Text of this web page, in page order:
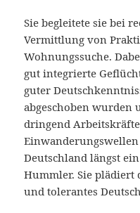
Sie begleitete sie bei
Vermittlung von
Wohnungssuche.
gut integrierte
guter
abgeschoben wurden
dringend
Deutschland längst
Hummler. Sie
und tolerantes